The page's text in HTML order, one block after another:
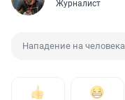
Журналист
Нападение на человека